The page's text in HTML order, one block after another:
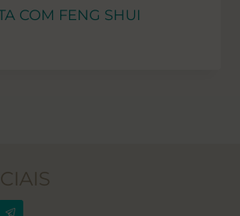
COM FENG SHUI